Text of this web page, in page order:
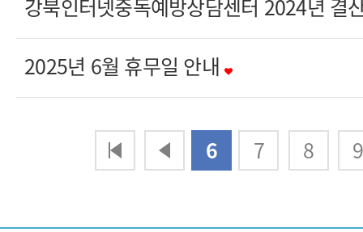
강북인터넷중독예방상담센터 2024년 결
2025년 6월 휴무일 안내
6 7 8 9
맨끝